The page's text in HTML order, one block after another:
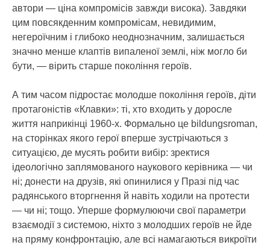
автори — ціна компромісів завжди висока). Завдяки
цим повсякденним компромісам, невидимим,
негероїчним і глибоко неоднозначним, залишається
значно менше клаптів випаленої землі, ніж могло би
бути, — вірить старше покоління героїв.
А тим часом підростає молодше покоління героїв, діти
протагоністів «Клавки»: ті, хто входить у доросле
життя наприкінці 1960-х. Формально це bildungsroman,
на сторінках якого герої вперше зустрічаються з
ситуацією, де мусять робити вибір: зректися
ідеологічно заплямованого наукового керівника — чи
ні; донести на друзів, які опинилися у Празі під час
радянського вторгнення й навіть ходили на протести
— чи ні; тощо. Уперше формулюючи свої параметри
взаємодії з системою, ніхто з молодших героїв не йде
на пряму конфронтацію, але всі намагаються викроїти